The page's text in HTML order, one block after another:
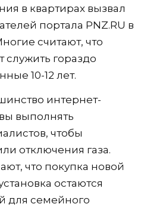
в квартирах вызвал
портала PNZ.RU в
считают, что
служить гораздо
10-12 лет.
интернет-
выполнять
чтобы
отключения газа.
что покупка новой
остаются
для семейного